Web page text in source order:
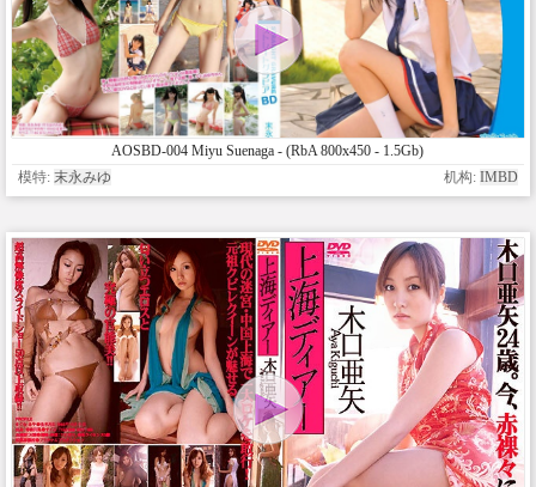
AOSBD-004 Miyu Suenaga - (RbA 800x450 - 1.5Gb)
模特: 末永みゆ 机构: IMBD